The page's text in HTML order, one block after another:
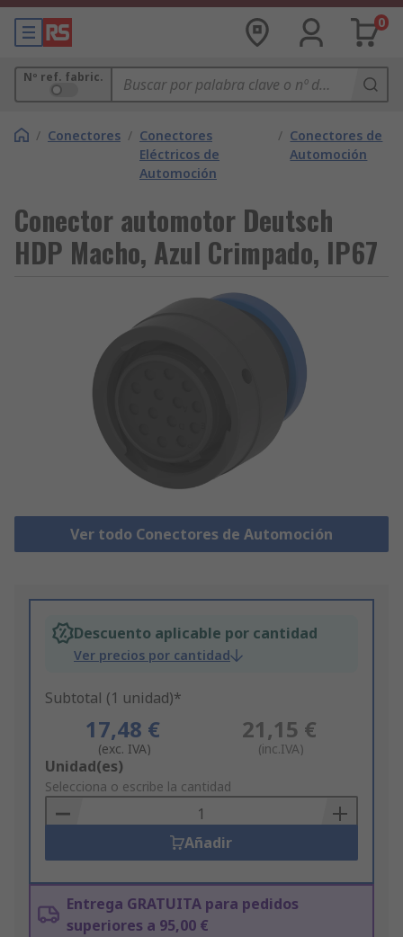
0
Nº ref. fabric.
/ Conectores / Conectores
Eléctricos de
Automoción
/ Conectores de
Automoción
Conector automotor Deutsch
HDP Macho, Azul Crimpado, IP67
Ver todo Conectores de Automoción
Descuento aplicable por cantidad
Ver precios por cantidad
Subtotal (1 unidad)*
17,48 €
(exc. IVA)
21,15 €
(inc.IVA)
Add
to
Basket
Unidad(es)
Selecciona o escribe la cantidad
Añadir
Entrega GRATUITA para pedidos
superiores a 95,00 €